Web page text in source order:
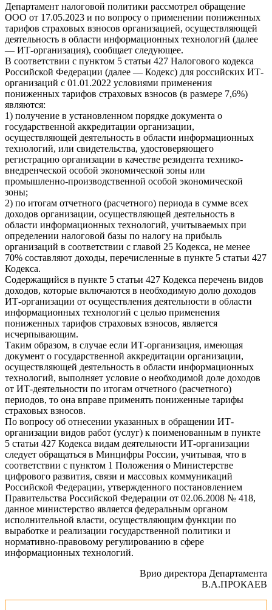
Департамент налоговой политики рассмотрел обращение
ООО от 17.05.2023 и по вопросу о применении пониженных
тарифов страховых взносов организацией, осуществляющей
деятельность в области информационных технологий (далее
— ИТ-организация), сообщает следующее.
В соответствии с пунктом 5 статьи 427 Налогового кодекса
Российской Федерации (далее — Кодекс) для российских ИТ-
организаций с 01.01.2022 условиями применения
пониженных тарифов страховых взносов (в размере 7,6%)
являются:
1) получение в установленном порядке документа о
государственной аккредитации организации,
осуществляющей деятельность в области информационных
технологий, или свидетельства, удостоверяющего
регистрацию организации в качестве резидента технико-
внедренческой особой экономической зоны или
промышленно-производственной особой экономической
зоны;
2) по итогам отчетного (расчетного) периода в сумме всех
доходов организации, осуществляющей деятельность в
области информационных технологий, учитываемых при
определении налоговой базы по налогу на прибыль
организаций в соответствии с главой 25 Кодекса, не менее
70% составляют доходы, перечисленные в пункте 5 статьи 427
Кодекса.
Содержащийся в пункте 5 статьи 427 Кодекса перечень видов
доходов, которые включаются в необходимую долю доходов
ИТ-организации от осуществления деятельности в области
информационных технологий с целью применения
пониженных тарифов страховых взносов, является
исчерпывающим.
Таким образом, в случае если ИТ-организация, имеющая
документ о государственной аккредитации организации,
осуществляющей деятельность в области информационных
технологий, выполняет условие о необходимой доле доходов
от ИТ-деятельности по итогам отчетного (расчетного)
периодов, то она вправе применять пониженные тарифы
страховых взносов.
По вопросу об отнесении указанных в обращении ИТ-
организации видов работ (услуг) к поименованным в пункте
5 статьи 427 Кодекса видам деятельности ИТ-организации
следует обращаться в Минцифры России, учитывая, что в
соответствии с пунктом 1 Положения о Министерстве
цифрового развития, связи и массовых коммуникаций
Российской Федерации, утвержденного постановлением
Правительства Российской Федерации от 02.06.2008 № 418,
данное министерство является федеральным органом
исполнительной власти, осуществляющим функции по
выработке и реализации государственной политики и
нормативно-правовому регулированию в сфере
информационных технологий.
Врио директора Департамента
В.А.ПРОКАЕВ